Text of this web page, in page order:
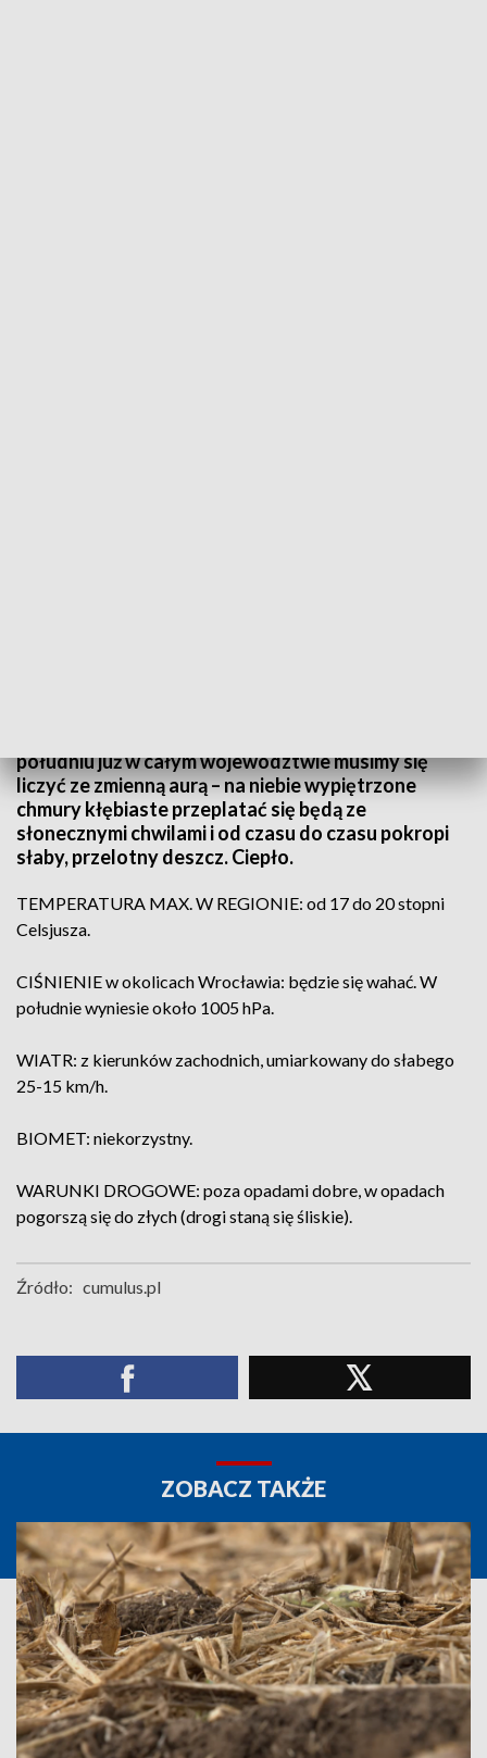
południu już w całym województwie musimy się
liczyć ze zmienną aurą – na niebie wypiętrzone
chmury kłębiaste przeplatać się będą ze
słonecznymi chwilami i od czasu do czasu pokropi
słaby, przelotny deszcz. Ciepło.
TEMPERATURA MAX. W REGIONIE: od 17 do 20 stopni
Celsjusza.
CIŚNIENIE w okolicach Wrocławia: będzie się wahać. W
południe wyniesie około 1005 hPa.
WIATR: z kierunków zachodnich, umiarkowany do słabego
25-15 km/h.
BIOMET: niekorzystny.
WARUNKI DROGOWE: poza opadami dobre, w opadach
pogorszą się do złych (drogi staną się śliskie).
Źródło: cumulus.pl
ZOBACZ TAKŻE